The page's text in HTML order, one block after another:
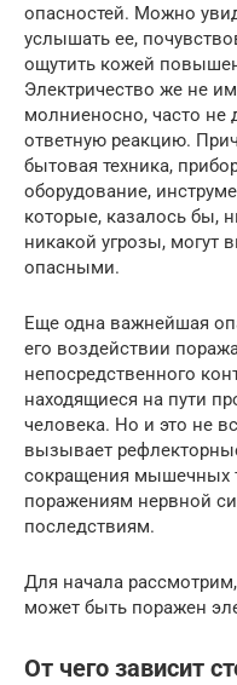
опасностей. Можно
услышать ее,
ощутить кожей
Электричество же не
молниеносно, часто не
ответную реакцию.
бытовая техника,
оборудование,
которые, казалось бы,
никакой угрозы, могут
опасными.
Еще одна важнейшая
его воздействии
непосредственного
находящиеся на пути
человека. Но и это не
вызывает
сокращения мышечных
поражениям нервной
последствиям.
Для начала
может быть поражен
От чего зависит